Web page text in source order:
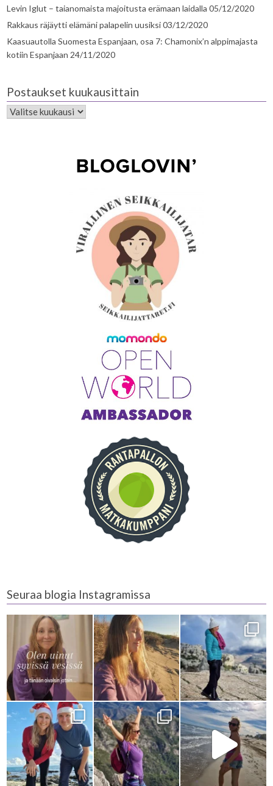
Levin Iglut – taianomaista majoitusta erämaan laidalla 05/12/2020
Rakkaus räjäytti elämäni palapelin uusiksi03/12/2020
Kaasuautolla Suomesta Espanjaan, osa 7: Chamonix’n alppimajasta
kotiin Espanjaan 24/11/2020
Postaukset kuukausittain
Seuraa blogia Instagramissa